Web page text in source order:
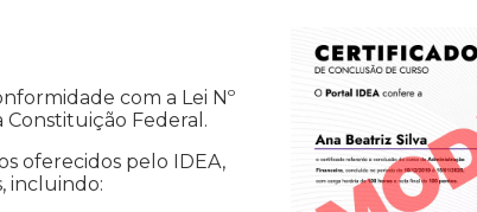
com a Lei Nº
Constituição Federal.
oferecidos pelo IDEA,
incluindo: